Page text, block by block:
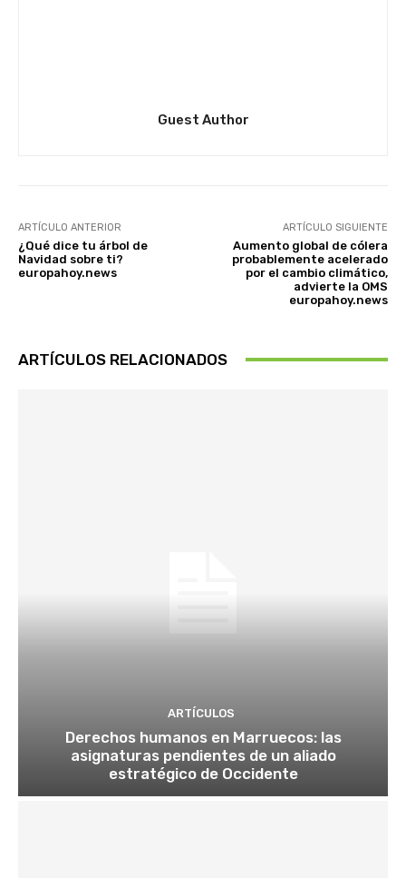
Guest Author
ARTÍCULO ANTERIOR
¿Qué dice tu árbol de
Navidad sobre ti?
europahoy.news
ARTÍCULO SIGUIENTE
Aumento global de cólera
probablemente acelerado
por el cambio climático,
advierte la OMS
europahoy.news
ARTÍCULOS RELACIONADOS
ARTÍCULOS
Derechos humanos en Marruecos: las
asignaturas pendientes de un aliado
estratégico de Occidente